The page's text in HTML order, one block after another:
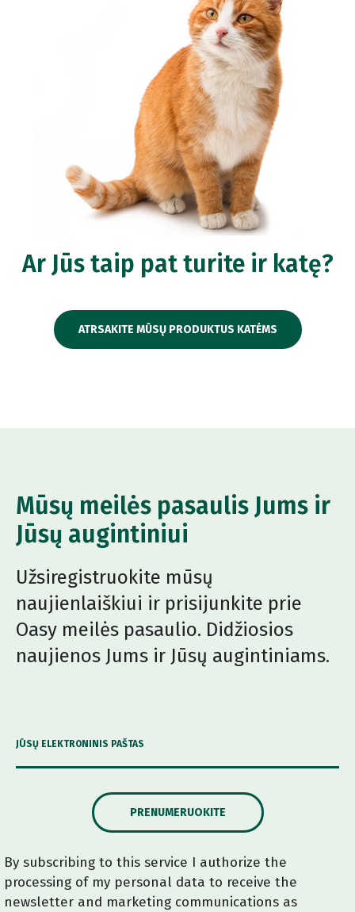
Ar Jūs taip pat turite ir katę?
ATRSAKITE MŪSŲ PRODUKTUS KATĖMS
Mūsų meilės pasaulis Jums ir
Jūsų augintiniui
Užsiregistruokite mūsų
naujienlaiškiui ir prisijunkite prie
Oasy meilės pasaulio. Didžiosios
naujienos Jums ir Jūsų augintiniams.
JŪSŲ ELEKTRONINIS PAŠTAS
PRENUMERUOKITE
By subscribing to this service I authorize the
processing of my personal data to receive the
newsletter and marketing communications as